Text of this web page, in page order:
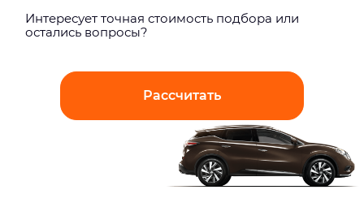
Интерeсует точная стоимость подбора или
остались вопросы?
Рассчитать